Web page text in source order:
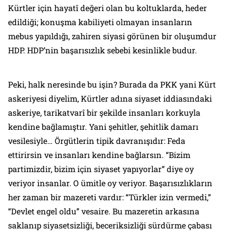
Kürtler için hayatî değeri olan bu koltuklarda, heder
edildiği; konuşma kabiliyeti olmayan insanların
mebus yapıldığı, zahiren siyasi görünen bir oluşumdur
HDP. HDP’nin başarısızlık sebebi kesinlikle budur.
Peki, halk neresinde bu işin? Burada da PKK yani Kürt
askeriyesi diyelim, Kürtler adına siyaset iddiasındaki
askeriye, tarikatvarî bir şekilde insanları korkuyla
kendine bağlamıştır. Yani şehitler, şehitlik damarı
vesilesiyle… Örgütlerin tipik davranışıdır: Feda
ettirirsin ve insanları kendine bağlarsın. “Bizim
partimizdir, bizim için siyaset yapıyorlar” diye oy
veriyor insanlar. O ümitle oy veriyor. Başarısızlıkların
her zaman bir mazereti vardır: “Türkler izin vermedi,”
“Devlet engel oldu” vesaire. Bu mazeretin arkasına
saklanıp siyasetsizliği, beceriksizliği sürdürme çabası